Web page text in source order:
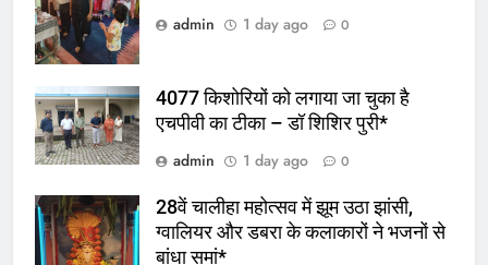
admin
1 day ago 0
4077 किशोरियों को लगाया जा चुका है
एचपीवी का टीका – डॉ शिशिर पुरी*
admin
1 day ago 0
28वें चालीहा महोत्सव में झूम उठा झांसी,
ग्वालियर और डबरा के कलाकारों ने भजनों से
बांधा समां*